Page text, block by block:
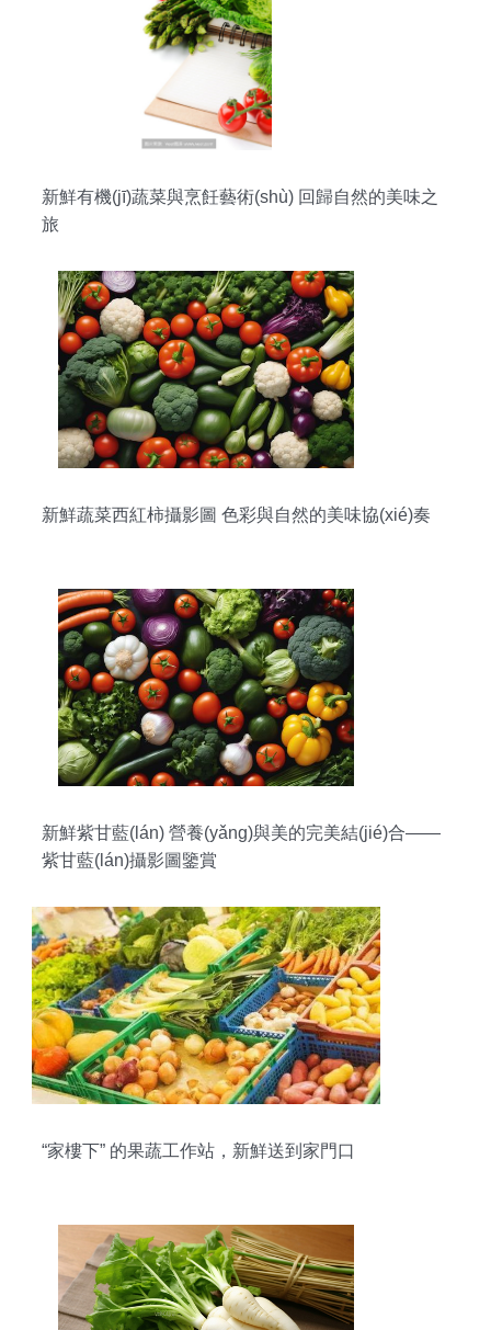
新鮮有機(jī)蔬菜與烹飪藝術(shù) 回歸自然的美味之
旅
新鮮蔬菜西紅柿攝影圖 色彩與自然的美味協(xié)奏
新鮮紫甘藍(lán) 營養(yǎng)與美的完美結(jié)合——
紫甘藍(lán)攝影圖鑒賞
“家樓下” 的果蔬工作站，新鮮送到家門口